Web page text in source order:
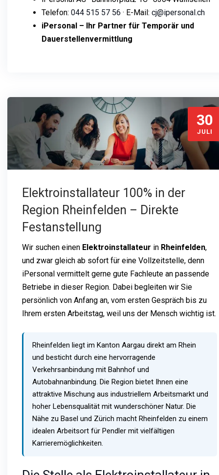
Telefon: 044 515 57 56 · E-Mail: cj@ipersonal.ch
iPersonal – Ihr Partner für Temporär und
Dauerstellenvermittlung
30
JULI
Elektroinstallateur 100% in der
Region Rheinfelden – Direkte
Festanstellung
Wir suchen einen Elektroinstallateur in Rheinfelden,
und zwar gleich ab sofort für eine Vollzeitstelle, denn
iPersonal vermittelt gerne gute Fachleute an passende
Betriebe in dieser Region. Dabei begleiten wir Sie
persönlich von Anfang an, vom ersten Gespräch bis zu
Ihrem ersten Arbeitstag, weil uns der Mensch wichtig ist.
Rheinfelden liegt im Kanton Aargau direkt am Rhein
und besticht durch eine hervorragende
Verkehrsanbindung mit Bahnhof und
Autobahnanbindung. Die Region bietet Ihnen eine
attraktive Mischung aus industriellem Arbeitsmarkt und
hoher Lebensqualität mit wunderschöner Natur. Die
Nähe zu Basel und Zürich macht Rheinfelden zu einem
idealen Arbeitsort für Pendler mit vielfältigen
Karrieremöglichkeiten.